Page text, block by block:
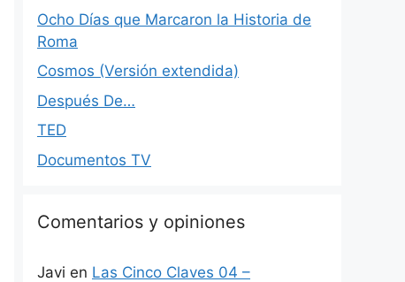
Ocho Días que Marcaron la Historia de
Roma
Cosmos (Versión extendida)
Después De…
TED
Documentos TV
Comentarios y opiniones
Javi en Las Cinco Claves 04 –